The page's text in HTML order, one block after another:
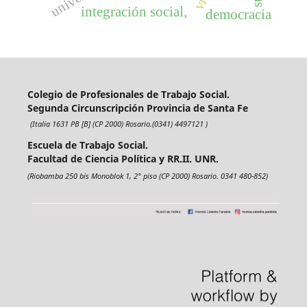
democracia
integración social,
Colegio de Profesionales de Trabajo Social.
Segunda Circunscripción Provincia de Santa Fe
(Italia 1631 PB [B] (CP 2000) Rosario.(0341) 4497121 )
Escuela de Trabajo Social.
Facultad de Ciencia Política y RR.II. UNR.
(Riobamba 250 bis Monoblok 1, 2° piso (CP 2000) Rosario. 0341 480-852)